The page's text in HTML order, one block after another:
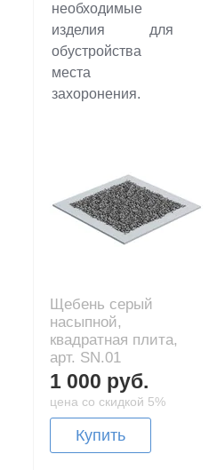
необходимые
изделия для
обустройства
места
захоронения.
Щебень серый
насыпной,
квадратная плита,
арт. SN.01
1 000 руб.
цена со скидкой 5%
Купить